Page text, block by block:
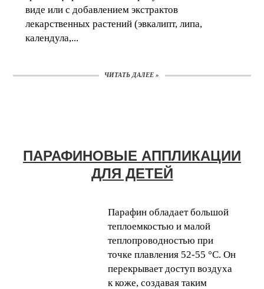
виде или с добавлением экстрактов
лекарственных растений (эвкалипт, липа,
календула,...
ЧИТАТЬ ДАЛЕЕ »
ПАРАФИНОВЫЕ АППЛИКАЦИИ
ДЛЯ ДЕТЕЙ
Парафин обладает большой
теплоемкостью и малой
теплопроводностью при
точке плавления 52-55 °С. Он
перекрывает доступ воздуха
к коже, создавая таким